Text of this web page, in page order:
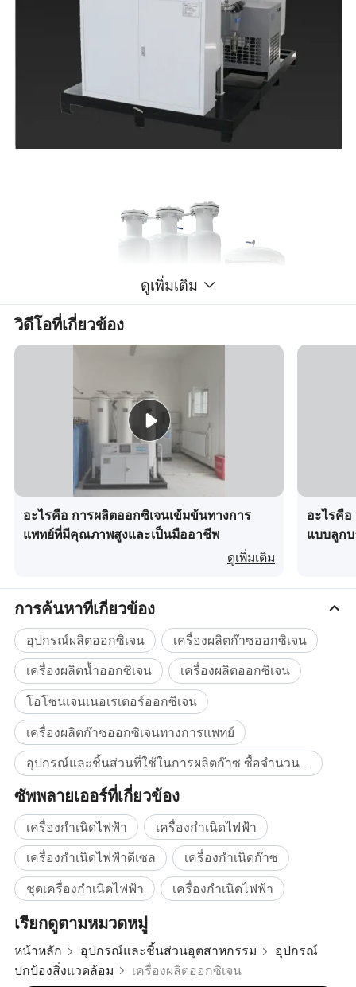
ดูเพิ่มเติม
วิดีโอที่เกี่ยวข้อง
อะไรคือ การผลิตออกซิเจนเข้มข้นทางการ
แพทย์ที่มีคุณภาพสูงและเป็นมืออาชีพ
ดูเพิ่มเติม
อะไรคือ
แบบลูก
การค้นหาที่เกี่ยวข้อง
อุปกรณ์ผลิตออกซิเจน
เครื่องผลิตก๊าซออกซิเจน
เครื่องผลิตน้ำออกซิเจน
เครื่องผลิตออกซิเจน
โอโซนเจนเนอเรเตอร์ออกซิเจน
เครื่องผลิตก๊าซออกซิเจนทางการแพทย์
อุปกรณ์และชิ้นส่วนที่ใช้ในการผลิตก๊าซ ซื้อจำนวนมาก
ซัพพลายเออร์ที่เกี่ยวข้อง
เครื่องกำเนิดไฟฟ้า
เครื่องกำเนิดไฟฟ้า
เครื่องกำเนิดไฟฟ้าดีเซล
เครื่องกำเนิดก๊าซ
ชุดเครื่องกำเนิดไฟฟ้า
เครื่องกำเนิดไฟฟ้า
เรียกดูตามหมวดหมู่
หน้าหลัก อุปกรณ์และชิ้นส่วนอุตสาหกรรม
อุปกรณ์
ปกป้องสิ่งแวดล้อม
เครื่องผลิตออกซิเจน